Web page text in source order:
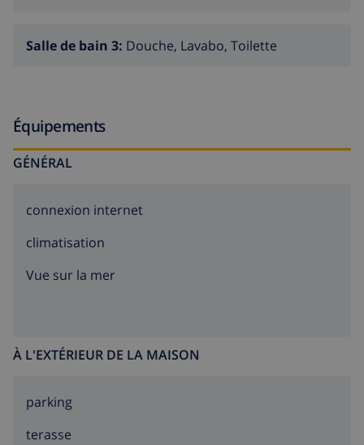
Salle de bain 3: Douche, Lavabo, Toilette
Équipements
GÉNÉRAL
connexion internet
climatisation
Vue sur la mer
À L'EXTÉRIEUR DE LA MAISON
parking
terasse